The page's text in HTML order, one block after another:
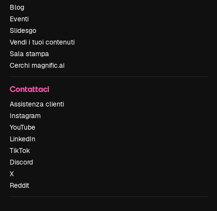
Blog
Eventi
Slidesgo
Vendi i tuoi contenuti
Sala stampa
Cerchi magnific.ai
Contattaci
Assistenza clienti
Instagram
YouTube
LinkedIn
TikTok
Discord
X
Reddit